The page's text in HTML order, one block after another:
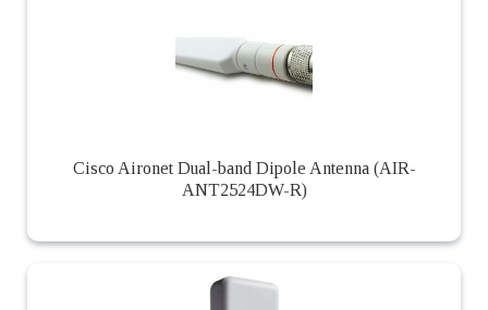
Cisco Aironet Dual-band Dipole Antenna (AIR-
ANT2524DW-R)